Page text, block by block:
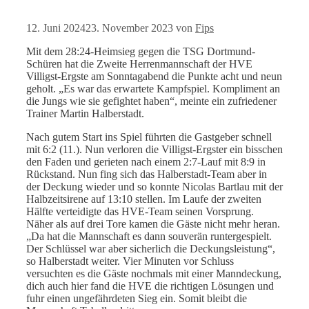
12. Juni 202423. November 2023 von Fips
Mit dem 28:24-Heimsieg gegen die TSG Dortmund-
Schüren hat die Zweite Herrenmannschaft der HVE
Villigst-Ergste am Sonntagabend die Punkte acht und neun
geholt. „Es war das erwartete Kampfspiel. Kompliment an
die Jungs wie sie gefightet haben“, meinte ein zufriedener
Trainer Martin Halberstadt.
Nach gutem Start ins Spiel führten die Gastgeber schnell
mit 6:2 (11.). Nun verloren die Villigst-Ergster ein bisschen
den Faden und gerieten nach einem 2:7-Lauf mit 8:9 in
Rückstand. Nun fing sich das Halberstadt-Team aber in
der Deckung wieder und so konnte Nicolas Bartlau mit der
Halbzeitsirene auf 13:10 stellen. Im Laufe der zweiten
Hälfte verteidigte das HVE-Team seinen Vorsprung.
Näher als auf drei Tore kamen die Gäste nicht mehr heran.
„Da hat die Mannschaft es dann souverän runtergespielt.
Der Schlüssel war aber sicherlich die Deckungsleistung“,
so Halberstadt weiter. Vier Minuten vor Schluss
versuchten es die Gäste nochmals mit einer Manndeckung,
dich auch hier fand die HVE die richtigen Lösungen und
fuhr einen ungefährdeten Sieg ein. Somit bleibt die